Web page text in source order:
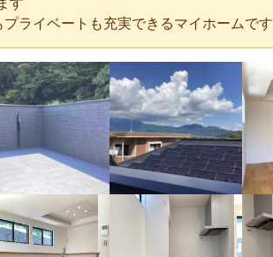
す
ライベートも充実できるマイホームです